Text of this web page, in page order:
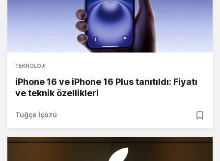
TEKNOLOJI
iPhone 16 ve iPhone 16 Plus tanıtıldı: Fiyatı
ve teknik özellikleri
Tuğçe İçözü